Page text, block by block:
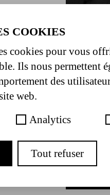
COOKIES
cookies pour vous
Ils nous permettent
des
web.
Analytics
Tout refuser